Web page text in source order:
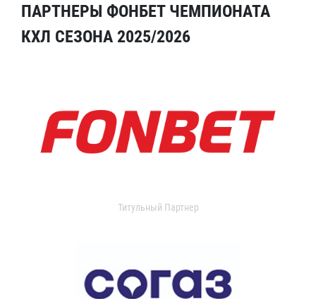
ПАРТНЕРЫ ФОНБЕТ ЧЕМПИОНАТА
КХЛ СЕЗОНА 2025/2026
Титульный Партнер